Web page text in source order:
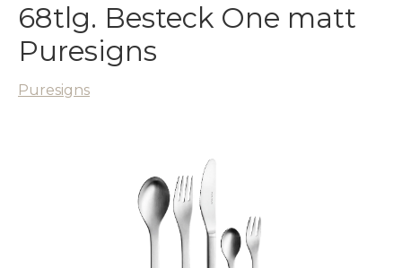
68tlg. Besteck One matt
Puresigns
Puresigns